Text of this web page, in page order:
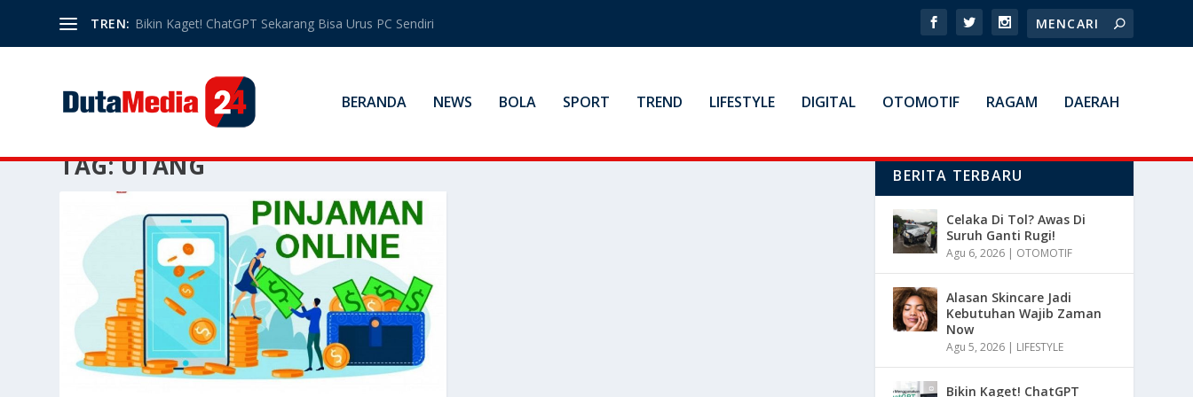
TREN: Bikin Kaget! ChatGPT Sekarang Bisa Urus PC Sendiri
BERANDA NEWS BOLA SPORT TREND LIFESTYLE DIGITAL OTOMOTIF RAGAM DAERAH
TAG:UTANG BERITA TERBARU
Celaka Di Tol? Awas Di
Suruh Ganti Rugi!
Agu 6, 2026 | OTOMOTIF
Alasan Skincare Jadi
Kebutuhan Wajib Zaman
Now
Agu 5, 2026 | LIFESTYLE
Bikin Kaget! ChatGPT